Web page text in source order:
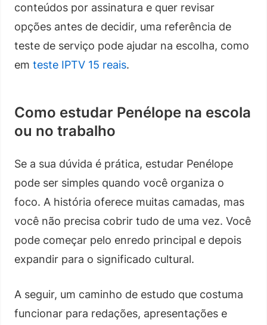
conteúdos por assinatura e quer revisar
opções antes de decidir, uma referência de
teste de serviço pode ajudar na escolha, como
em teste IPTV 15 reais.
Como estudar Penélope na escola
ou no trabalho
Se a sua dúvida é prática, estudar Penélope
pode ser simples quando você organiza o
foco. A história oferece muitas camadas, mas
você não precisa cobrir tudo de uma vez. Você
pode começar pelo enredo principal e depois
expandir para o significado cultural.
A seguir, um caminho de estudo que costuma
funcionar para redações, apresentações e